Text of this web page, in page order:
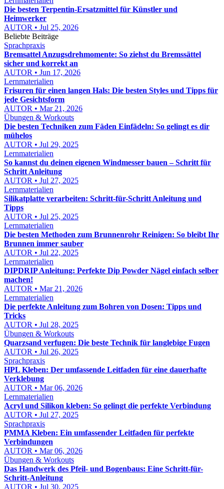
Die besten Terpentin-Ersatzmittel für Künstler und
Heimwerker
AUTOR • Jul 25, 2026
Beliebte Beiträge
Sprachpraxis
Bremsattel Anzugsdrehmomente: So ziehst du Bremssättel
sicher und korrekt an
AUTOR • Jun 17, 2026
Lernmaterialien
Frisuren für einen langen Hals: Die besten Styles und Tipps für
jede Gesichtsform
AUTOR • Mar 21, 2026
Übungen & Workouts
Die besten Techniken zum Fäden Einfädeln: So gelingt es dir
mühelos
AUTOR • Jul 29, 2025
Lernmaterialien
So kannst du deinen eigenen Windmesser bauen – Schritt für
Schritt Anleitung
AUTOR • Jul 27, 2025
Lernmaterialien
Silikatplatte verarbeiten: Schritt-für-Schritt Anleitung und
Tipps
AUTOR • Jul 25, 2025
Lernmaterialien
Die besten Methoden zum Brunnenrohr Reinigen: So bleibt Ihr
Brunnen immer sauber
AUTOR • Jul 22, 2025
Lernmaterialien
DIPDRIP Anleitung: Perfekte Dip Powder Nägel einfach selber
machen!
AUTOR • Mar 21, 2026
Lernmaterialien
Die perfekte Anleitung zum Bohren von Dosen: Tipps und
Tricks
AUTOR • Jul 28, 2025
Übungen & Workouts
Quarzsand verfugen: Die beste Technik für langlebige Fugen
AUTOR • Jul 26, 2025
Sprachpraxis
HPL Kleben: Der umfassende Leitfaden für eine dauerhafte
Verklebung
AUTOR • Mar 06, 2026
Lernmaterialien
Acryl und Silikon kleben: So gelingt die perfekte Verbindung
AUTOR • Jul 27, 2025
Sprachpraxis
PMMA Kleben: Ein umfassender Leitfaden für perfekte
Verbindungen
AUTOR • Mar 06, 2026
Übungen & Workouts
Das Handwerk des Pfeil- und Bogenbaus: Eine Schritt-für-
Schritt-Anleitung
AUTOR • Jul 30, 2025